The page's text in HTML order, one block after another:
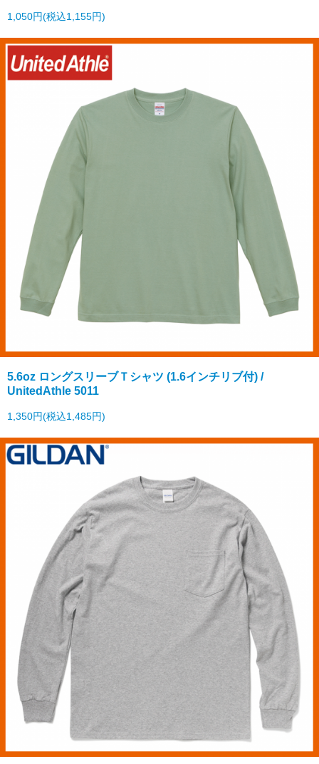
1,050円(税込1,155円)
5.6oz ロングスリーブＴシャツ (1.6インチリブ付) /
UnitedAthle 5011
1,350円(税込1,485円)